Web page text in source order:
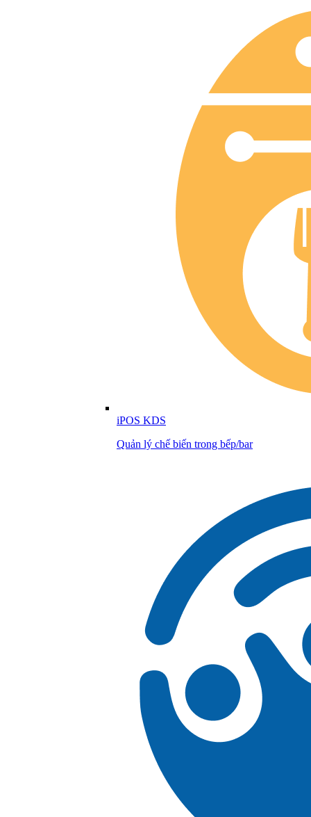
iPOS KDS
Quản lý chế biến trong bếp/bar